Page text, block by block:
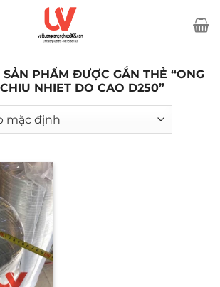
SẢN PHẨM ĐƯỢC GẮN THẺ “ONG
NHIET DO CAO D250”